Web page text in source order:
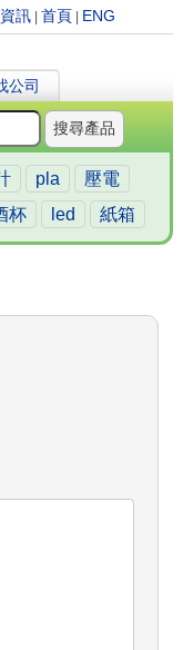
訊 |首頁 ENG
公司
搜尋產品
pla
壓電
杯 led 紙箱